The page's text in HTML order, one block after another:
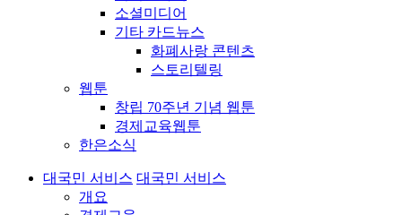
소셜미디어
기타 카드뉴스
화폐사랑 콘텐츠
스토리텔링
웹툰
창립 70주년 기념 웹툰
경제교육웹툰
한은소식
대국민 서비스 대국민 서비스
개요